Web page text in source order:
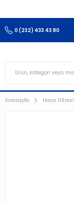
0 (232) 433 43 80
Anasayfa Hava Filtresi